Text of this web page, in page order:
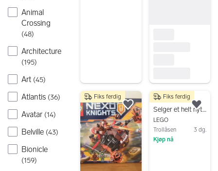
Animal
Crossing
(48)
Architecture
(195)
Art (45)
Atlantis (36)
Avatar (14)
Belville (43)
Bionicle
(159)
Fiks ferdig
Legg til som favoritt.
300 kr
Selger et helt nytt og uåpnet LEGO® NEXO KNIGHTS™-sett:
LEGO
Trollåsen
3 dg.
Kjøp nå
Fiks ferdig